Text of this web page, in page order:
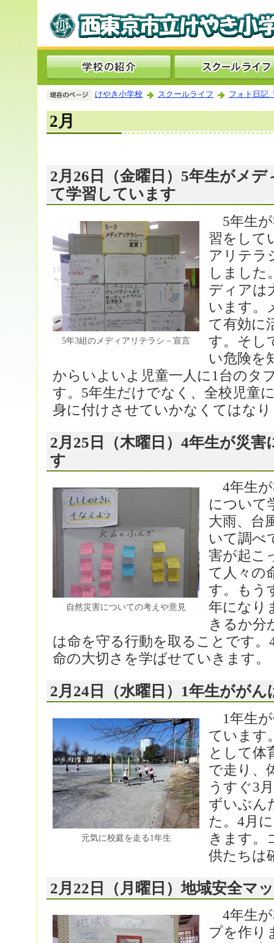
けやき小学校 スクールライフ フォト日記
2月
2月26日（金曜日）5年生がメ
て学習しています
5年3組のメディアリテラシ－宣言
5年生が
習をして
アリテラ
しました
ディアは
います。
て有効に
す。そし
い危険を
からいよいよ児童一人に1台のタ
す。5年生だけでなく、全校児童
身に付けさせていかなくてはな
2月25日（木曜日）4年生が災
す
自然災害についての考えや意見
4年生が
について
大雨、台
いて調べ
害が起こ
て人々の
す。もう
年になり
きるか分
は命を守る行動を取ることです
命の大切さを学ばせていきます。
2月24日（水曜日）1年生がが
元気に校庭を走る1年生
1年生が
ています
として体
で走り、
うすぐ3
ずいぶん
た。4月
きます。
供たちは
2月22日（月曜日）地域安全マ
4年生が
プを作り